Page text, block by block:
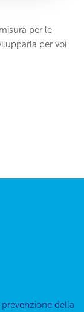
per le
per voi
della